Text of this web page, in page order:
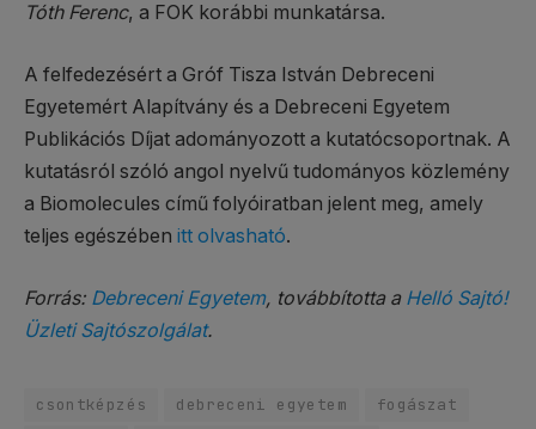
Tóth Ferenc, a FOK korábbi munkatársa.
A felfedezésért a Gróf Tisza István Debreceni
Egyetemért Alapítvány és a Debreceni Egyetem
Publikációs Díjat adományozott a kutatócsoportnak. A
kutatásról szóló angol nyelvű tudományos közlemény
a Biomolecules című folyóiratban jelent meg, amely
teljes egészében itt olvasható.
Forrás: Debreceni Egyetem, továbbította a Helló Sajtó!
Üzleti Sajtószolgálat.
csontképzés debreceni egyetem
fogászat